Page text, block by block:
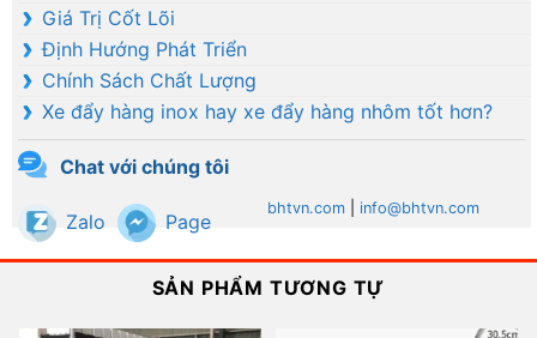
Giá Trị Cốt Lõi
Định Hướng Phát Triển
Chính Sách Chất Lượng
Xe đẩy hàng inox hay xe đẩy hàng nhôm tốt hơn?
Chat với chúng tôi
Zalo Page
bhtvn.com info@bhtvn.com
SẢN PHẨM TƯƠNG TỰ